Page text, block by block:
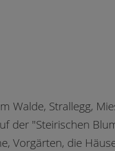
Walde, Strallegg,
der "Steirischen
Vorgärten, die